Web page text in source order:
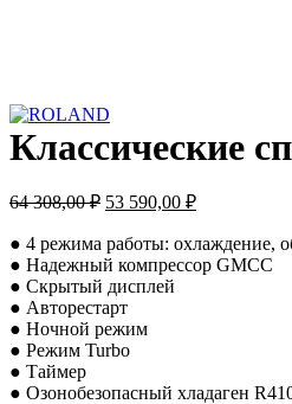
Классические
64 308,00₽ Первоначальная
составляла
64
308,00 ₽.
53 590,00 ₽Текущая
53
590,00 ₽.
● 4 режима работы: охлаждение,
● Надежный компрессор GMCC
● Скрытый дисплей
● Авторестарт
● Ночной режим
● Режим Turbo
● Таймер
● Озонобезопасный хладаген